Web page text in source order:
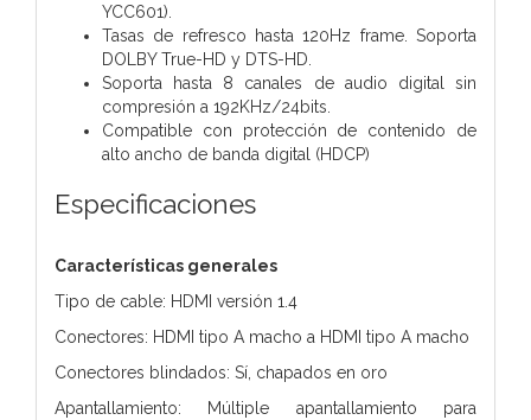
YCC601).
Tasas de refresco hasta 120Hz frame. Soporta
DOLBY True-HD y DTS-HD.
Soporta hasta 8 canales de audio digital sin
compresión a 192KHz/24bits.
Compatible con protección de contenido de
alto ancho de banda digital (HDCP)
Especificaciones
Características generales
Tipo de cable: HDMI versión 1.4
Conectores: HDMI tipo A macho a HDMI tipo A macho
Conectores blindados: Sí, chapados en oro
Apantallamiento: Múltiple apantallamiento para